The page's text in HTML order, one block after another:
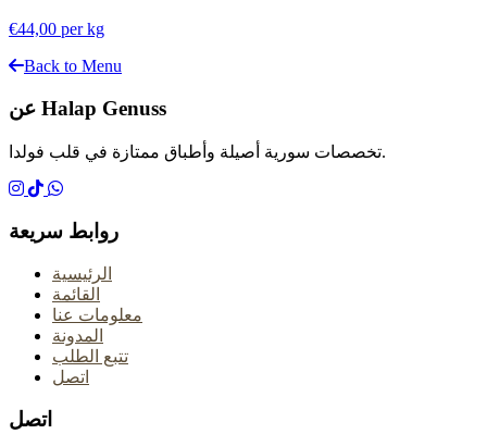
€44,00 per kg
Back to Menu
عن Halap Genuss
تخصصات سورية أصيلة وأطباق ممتازة في قلب فولدا.
روابط سريعة
الرئيسية
القائمة
معلومات عنا
المدونة
تتبع الطلب
اتصل
اتصل